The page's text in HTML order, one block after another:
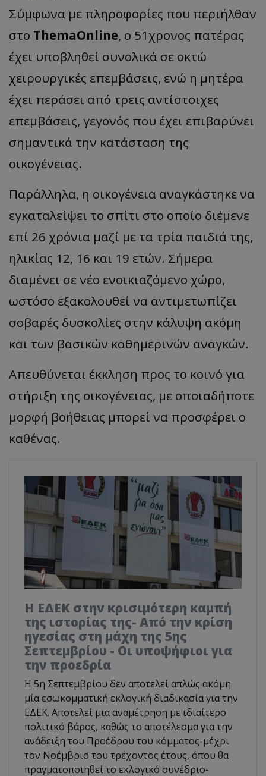
Σύμφωνα με πληροφορίες που περιήλθαν
στο ThemaOnline, ο 51χρονος πατέρας
έχει υποβληθεί συνολικά σε οκτώ
χειρουργικές επεμβάσεις, ενώ η μητέρα
έχει περάσει από τρεις αντίστοιχες
επεμβάσεις, γεγονός που έχει επιβαρύνει
σημαντικά την κατάσταση της
οικογένειας.
Παράλληλα, η οικογένεια αναγκάστηκε να
εγκαταλείψει το σπίτι στο οποίο διέμενε
επί 26 χρόνια μαζί με τα τρία παιδιά της,
ηλικίας 12, 16 και 19 ετών. Σήμερα
διαμένει σε νέο ενοικιαζόμενο χώρο,
ωστόσο εξακολουθεί να αντιμετωπίζει
σοβαρές δυσκολίες στην κάλυψη ακόμη
και των βασικών καθημερινών αναγκών.
Απευθύνεται έκκληση προς το κοινό για
στήριξη της οικογένειας, με οποιαδήποτε
μορφή βοήθειας μπορεί να προσφέρει ο
καθένας.
Η ΕΔΕΚ στην κρισιμότερη καμπή
της ιστορίας της- Από την κρίση
ηγεσίας στη μάχη της 5ης
Σεπτεμβρίου - Οι υποψήφιοι για
την προεδρία
Η 5η Σεπτεμβρίου δεν αποτελεί απλώς ακόμη
μία εσωκομματική εκλογική διαδικασία για την
ΕΔΕΚ. Αποτελεί μια αναμέτρηση με ιδιαίτερο
πολιτικό βάρος, καθώς το αποτέλεσμα για την
ανάδειξη του Προέδρου του κόμματος-μέχρι
τον Νοέμβριο του τρέχοντος έτους, όπου θα
πραγματοποιηθεί το εκλογικό συνέδριο-